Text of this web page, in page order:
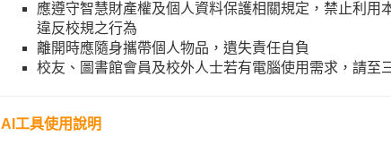
應遵守智慧財產權及個人資料保護相關規定，禁止利用
違反校規之行為
離開時應隨身攜帶個人物品，遺失責任自負
校友、圖書館會員及校外人士若有電腦使用需求，請至
AI工具使用說明